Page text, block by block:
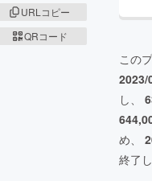
URLコピー
QRコード
この
2023/
し、
め、
終了